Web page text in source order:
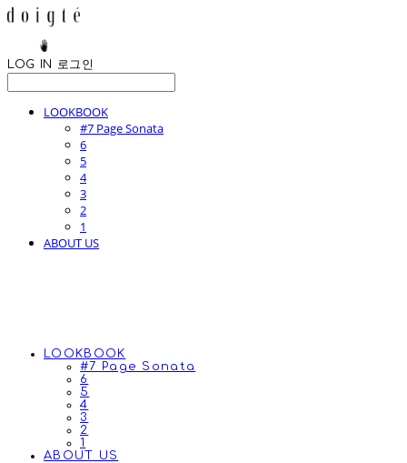
LOG IN 로그인
LOOKBOOK
#7 Page Sonata
6
5
4
3
2
1
ABOUT US
LOOKBOOK
#7 Page Sonata
6
5
4
3
2
1
ABOUT US